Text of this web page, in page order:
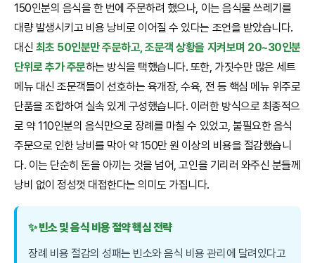
150인분의 음식을 한 번에 주문하려 했으나, 이는 음식물 쓰레기를
대량 발생시키고 비용 낭비로 이어질 수 있다는 조언을 받았습니다.
대신 최초 50인분만 주문하고, 조문객 상황을 지켜보며 20~30인분
단위로 추가 주문하는 방식을 택했습니다. 또한, 가짓수만 많은 세트
메뉴 대신 조문객들이 선호하는 육개장, 수육, 전 등 핵심 메뉴 위주로
단품을 조합하여 실속 있게 구성했습니다. 이러한 방식으로 최종적으
로 약 110인분의 음식만으로 장례를 마칠 수 있었고, 불필요한 음식
주문으로 인한 낭비를 막아 약 150만 원 이상의 비용을 절감했습니
다. 이는 단순히 돈을 아끼는 것을 넘어, 고인을 기리러 와주신 분들께
낭비 없이 정성껏 대접한다는 의미도 가집니다.
✨ 빈소 및 음식 비용 절약 핵심 전략
장례 비용 절감의 성패는 빈소와 음식 비용 관리에 달려있다고